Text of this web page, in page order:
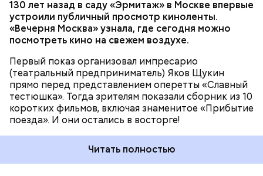
130 лет назад в саду «Эрмитаж» в Москве впервые
устроили публичный просмотр киноленты.
«Вечерня Москва» узнала, где сегодня можно
посмотреть кино на свежем воздухе.
Первый показ организовал импресарио
(театральный предприниматель) Яков Щукин
прямо перед представлением оперетты «Славный
тестюшка». Тогда зрителям показали сборник из 10
коротких фильмов, включая знаменитое «Прибытие
поезда». И они остались в восторге!
Читать полностью
— При этом доля Москвы в совокупной выручке
российских студий тоже растет. Если четыре года
формирует среду полного цикла для создания
видеоигр и анимационного контента. На площадке
работают студии захвата движения, звукозаписи и
фотограмметрии, а также киберспортивная арена